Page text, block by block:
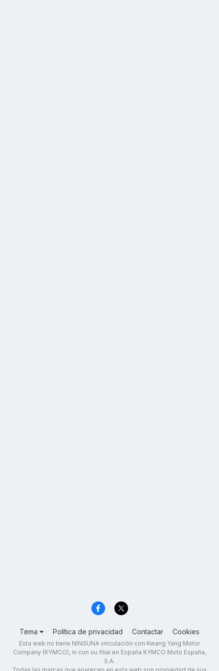
Tema Política de privacidad Contactar Cookies
Esta web no tiene NINGUNA vinculación con Kwang Yang Motor
Company (KYMCO), ni con su filial en España KYMCO Moto España,
S.A.